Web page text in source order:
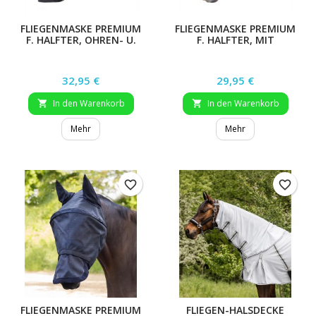
FLIEGENMASKE PREMIUM
F. HALFTER, OHREN- U.
Preis
32,95 €
 In den Warenkorb
Mehr
FLIEGENMASKE PREMIUM
F. HALFTER, MIT
Preis
29,95 €
 In den Warenkorb
Mehr
FLIEGENMASKE PREMIUM
favorite_border
FLIEGEN-HALSDECKE
favorite_border